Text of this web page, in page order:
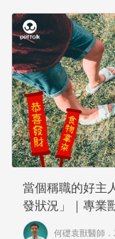
當個稱職的好主
發狀況」｜專業
何礎袁獸醫師